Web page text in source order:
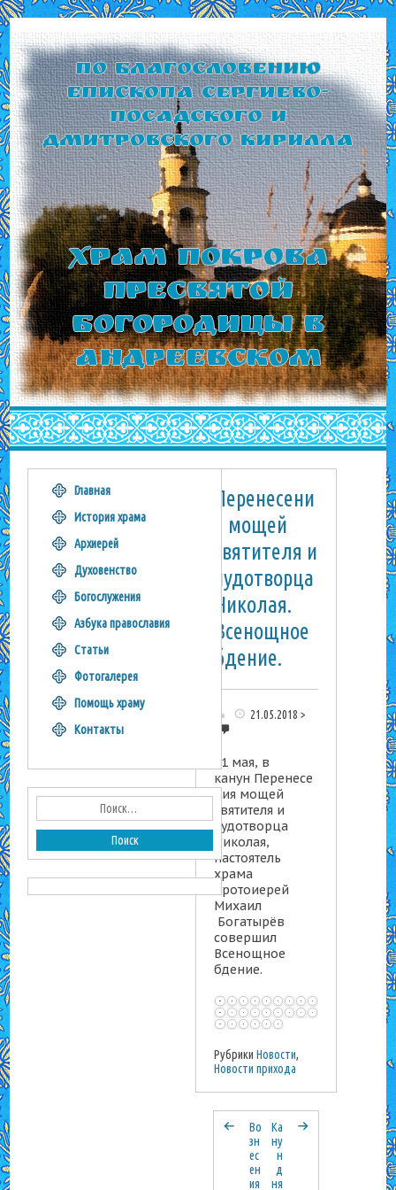
По благословению
Епископа Сергиево-
Посадского и
Дмитровского Кирилла
Храм Покрова
Пресвятой
Богородицы в
Андреевском
Перенесени
я мощей
святителя и
чудотворца
Николая.
Всенощное
бдение.
21.05.2018
21 мая, в
канун Перенесе
ния мощей
святителя и
чудотворца
Николая,
настоятель
храма
протоиерей
Михаил
Богатырёв
совершил
Всенощное
бдение.
Рубрики Новости,
Новости прихода
Во
зн
ес
ен
ия
Ка
ну
н
д
ня
Главная
История храма
Архиерей
Духовенство
Богослужения
Азбука православия
Статьи
Фотогалерея
Помощь храму
Контакты